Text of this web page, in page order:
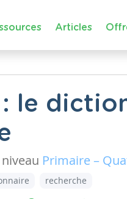
Articles
le
Primaire –
recherche